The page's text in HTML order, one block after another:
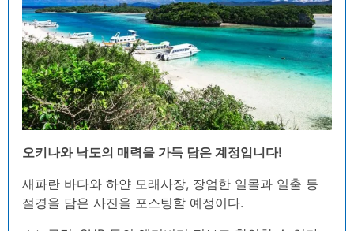
오키나와 낙도의 매력을 가득 담은 계정입니다!
새파란 바다와 하얀 모래사장, 장엄한 일몰과 일출 등
절경을 담은 사진을 포스팅할 예정이다.